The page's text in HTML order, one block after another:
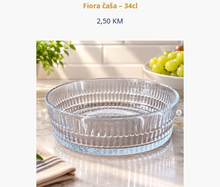
Fiora čaša – 34cl
2,50 KM